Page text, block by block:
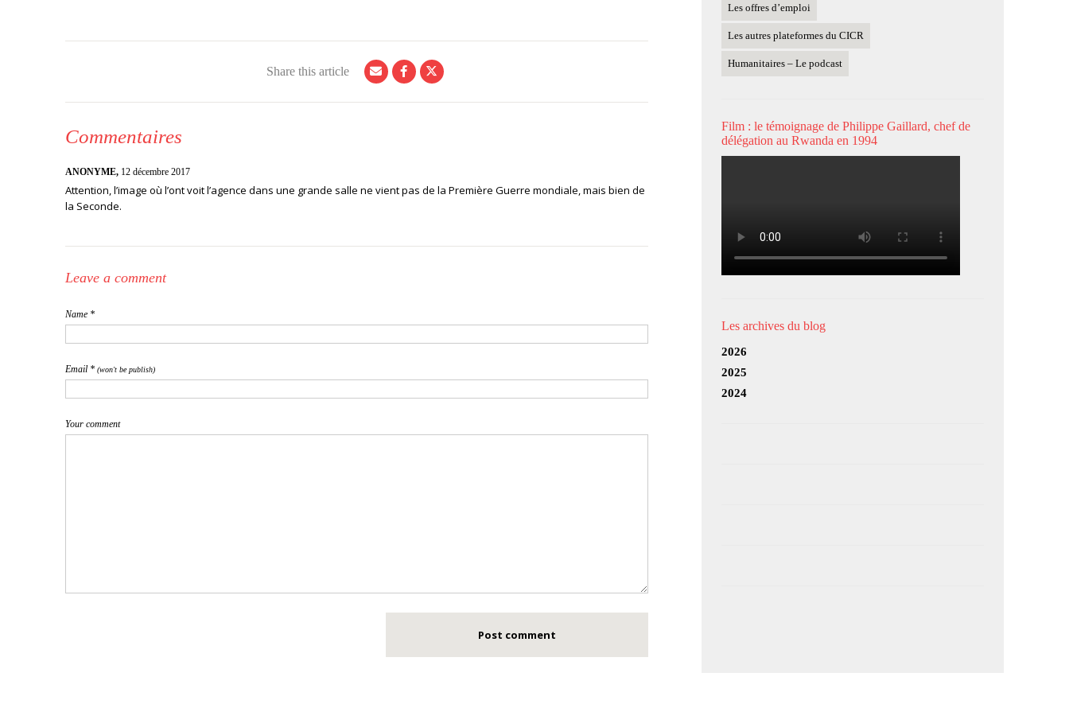
Share this article
Commentaires
ANONYME, 12 décembre 2017
Attention, l’image où l’ont voit l’agence dans une grande salle ne vient pas de la Première Guerre mondiale, mais bien de
la Seconde.
Leave a comment
Name *
Email * (won't be publish)
Your comment
Les offres d’emploi
Les autres plateformes du CICR
Humanitaires – Le podcast
Film : le témoignage de Philippe Gaillard, chef de
délégation au Rwanda en 1994
Les archives du blog
2026
2025
2024